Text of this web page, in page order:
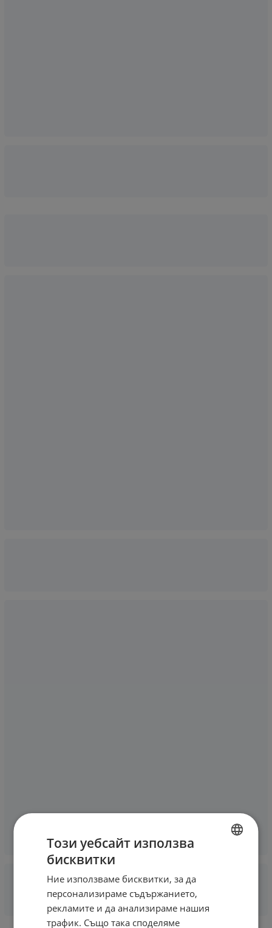
Този уебсайт използва
бисквитки
Ние използваме бисквитки, за да
персонализираме съдържанието,
рекламите и да анализираме нашия
трафик. Също така споделяме